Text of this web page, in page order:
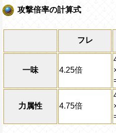
攻撃倍率の計算式
フレ
一味 4.25倍
力属性 4.75倍